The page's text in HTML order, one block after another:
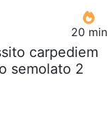
20 min
carpediem
semolato 2